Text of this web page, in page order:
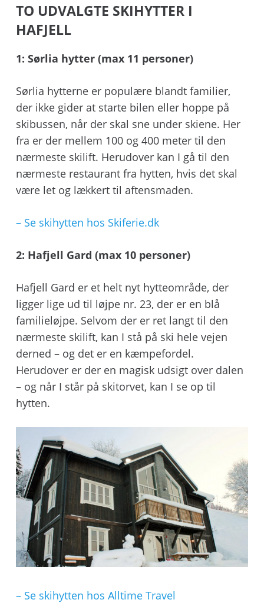
TO UDVALGTE SKIHYTTER I
HAFJELL
1: Sørlia hytter (max 11 personer)
Sørlia hytterne er populære blandt familier,
der ikke gider at starte bilen eller hoppe på
skibussen, når der skal sne under skiene. Her
fra er der mellem 100 og 400 meter til den
nærmeste skilift. Herudover kan I gå til den
nærmeste restaurant fra hytten, hvis det skal
være let og lækkert til aftensmaden.
– Se skihytten hos Skiferie.dk
2: Hafjell Gard (max 10 personer)
Hafjell Gard er et helt nyt hytteområde, der
ligger lige ud til løjpe nr. 23, der er en blå
familieløjpe. Selvom der er ret langt til den
nærmeste skilift, kan I stå på ski hele vejen
derned – og det er en kæmpefordel.
Herudover er der en magisk udsigt over dalen
– og når I står på skitorvet, kan I se op til
hytten.
– Se skihytten hos Alltime Travel